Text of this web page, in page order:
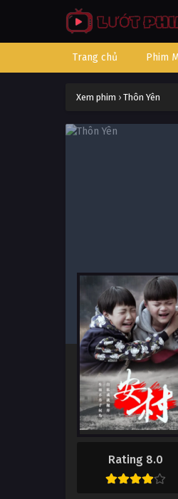
Trang chủ Phim
Xem phim › Thôn Yên
Rating 8.0